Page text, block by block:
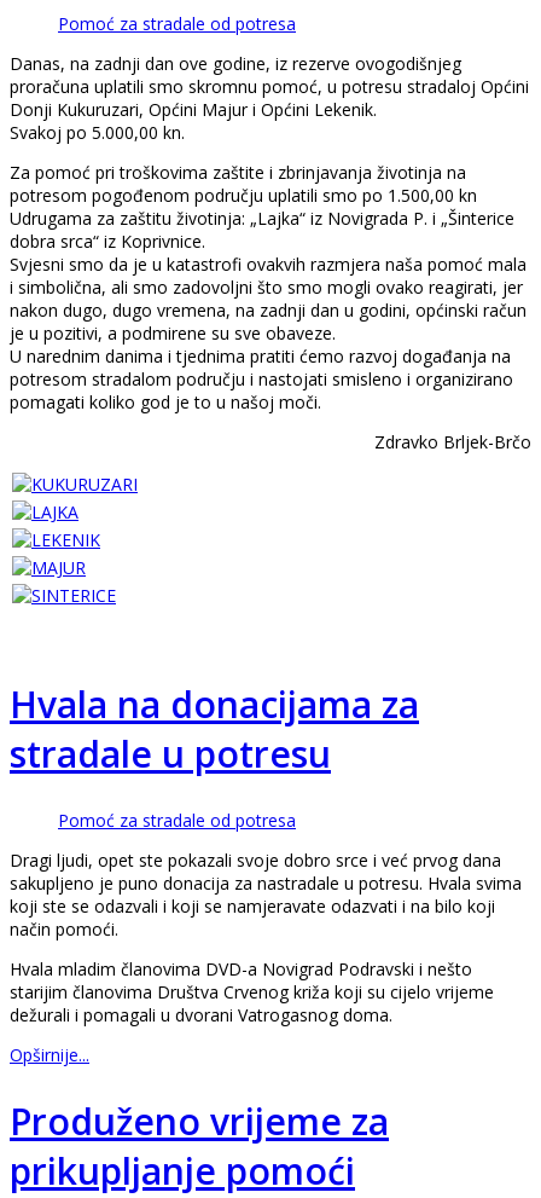
Pomoć za stradale od potresa
Danas, na zadnji dan ove godine, iz rezerve ovogodišnjeg
proračuna uplatili smo skromnu pomoć, u potresu stradaloj Općini
Donji Kukuruzari, Općini Majur i Općini Lekenik.
Svakoj po 5.000,00 kn.
Za pomoć pri troškovima zaštite i zbrinjavanja životinja na
potresom pogođenom području uplatili smo po 1.500,00 kn
Udrugama za zaštitu životinja: „Lajka“ iz Novigrada P. i „Šinterice
dobra srca“ iz Koprivnice.
Svjesni smo da je u katastrofi ovakvih razmjera naša pomoć mala
i simbolična, ali smo zadovoljni što smo mogli ovako reagirati, jer
nakon dugo, dugo vremena, na zadnji dan u godini, općinski račun
je u pozitivi, a podmirene su sve obaveze.
U narednim danima i tjednima pratiti ćemo razvoj događanja na
potresom stradalom području i nastojati smisleno i organizirano
pomagati koliko god je to u našoj moči.
Zdravko Brljek-Brčo
Hvala na donacijama za
stradale u potresu
Pomoć za stradale od potresa
Dragi ljudi, opet ste pokazali svoje dobro srce i već prvog dana
sakupljeno je puno donacija za nastradale u potresu. Hvala svima
koji ste se odazvali i koji se namjeravate odazvati i na bilo koji
način pomoći.
Hvala mladim članovima DVD-a Novigrad Podravski i nešto
starijim članovima Društva Crvenog križa koji su cijelo vrijeme
dežurali i pomagali u dvorani Vatrogasnog doma.
Opširnije...
Produženo vrijeme za
prikupljanje pomoći